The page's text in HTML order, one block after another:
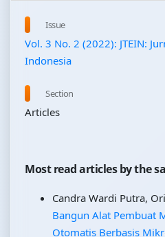
Issue
Vol. 3 No. 2 (2022): JTEIN:
Indonesia
Section
Articles
Most read articles by the
Candra Wardi Putra,
Bangun Alat Pembuat
Otomatis Berbasis